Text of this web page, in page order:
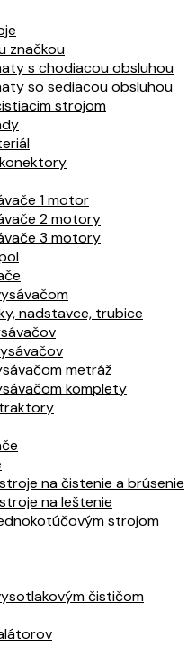
značkou
s chodiacou obsluhou
so sediacou obsluhou
strojom
1 motor
2 motory
3 motory
nadstavce, trubice
metráž
komplety
na čistenie a brúsenie
na leštenie
strojom
čističom